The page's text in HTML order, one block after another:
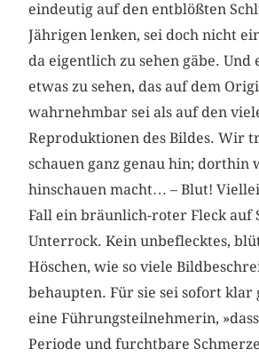
eindeutig auf den entblößten
Jährigen lenken, sei doch nicht
da eigentlich zu sehen gäbe. Und
etwas zu sehen, das auf dem
wahrnehmbar sei als auf den
Reproduktionen des Bildes. Wir
schauen ganz genau hin; dorthin
hinschauen macht… – Blut!
Fall ein bräunlich-roter Fleck auf
Unterrock. Kein unbeflecktes,
Höschen, wie so viele
behaupten. Für sie sei sofort klar
eine Führungsteilnehmerin,
Periode und furchtbare